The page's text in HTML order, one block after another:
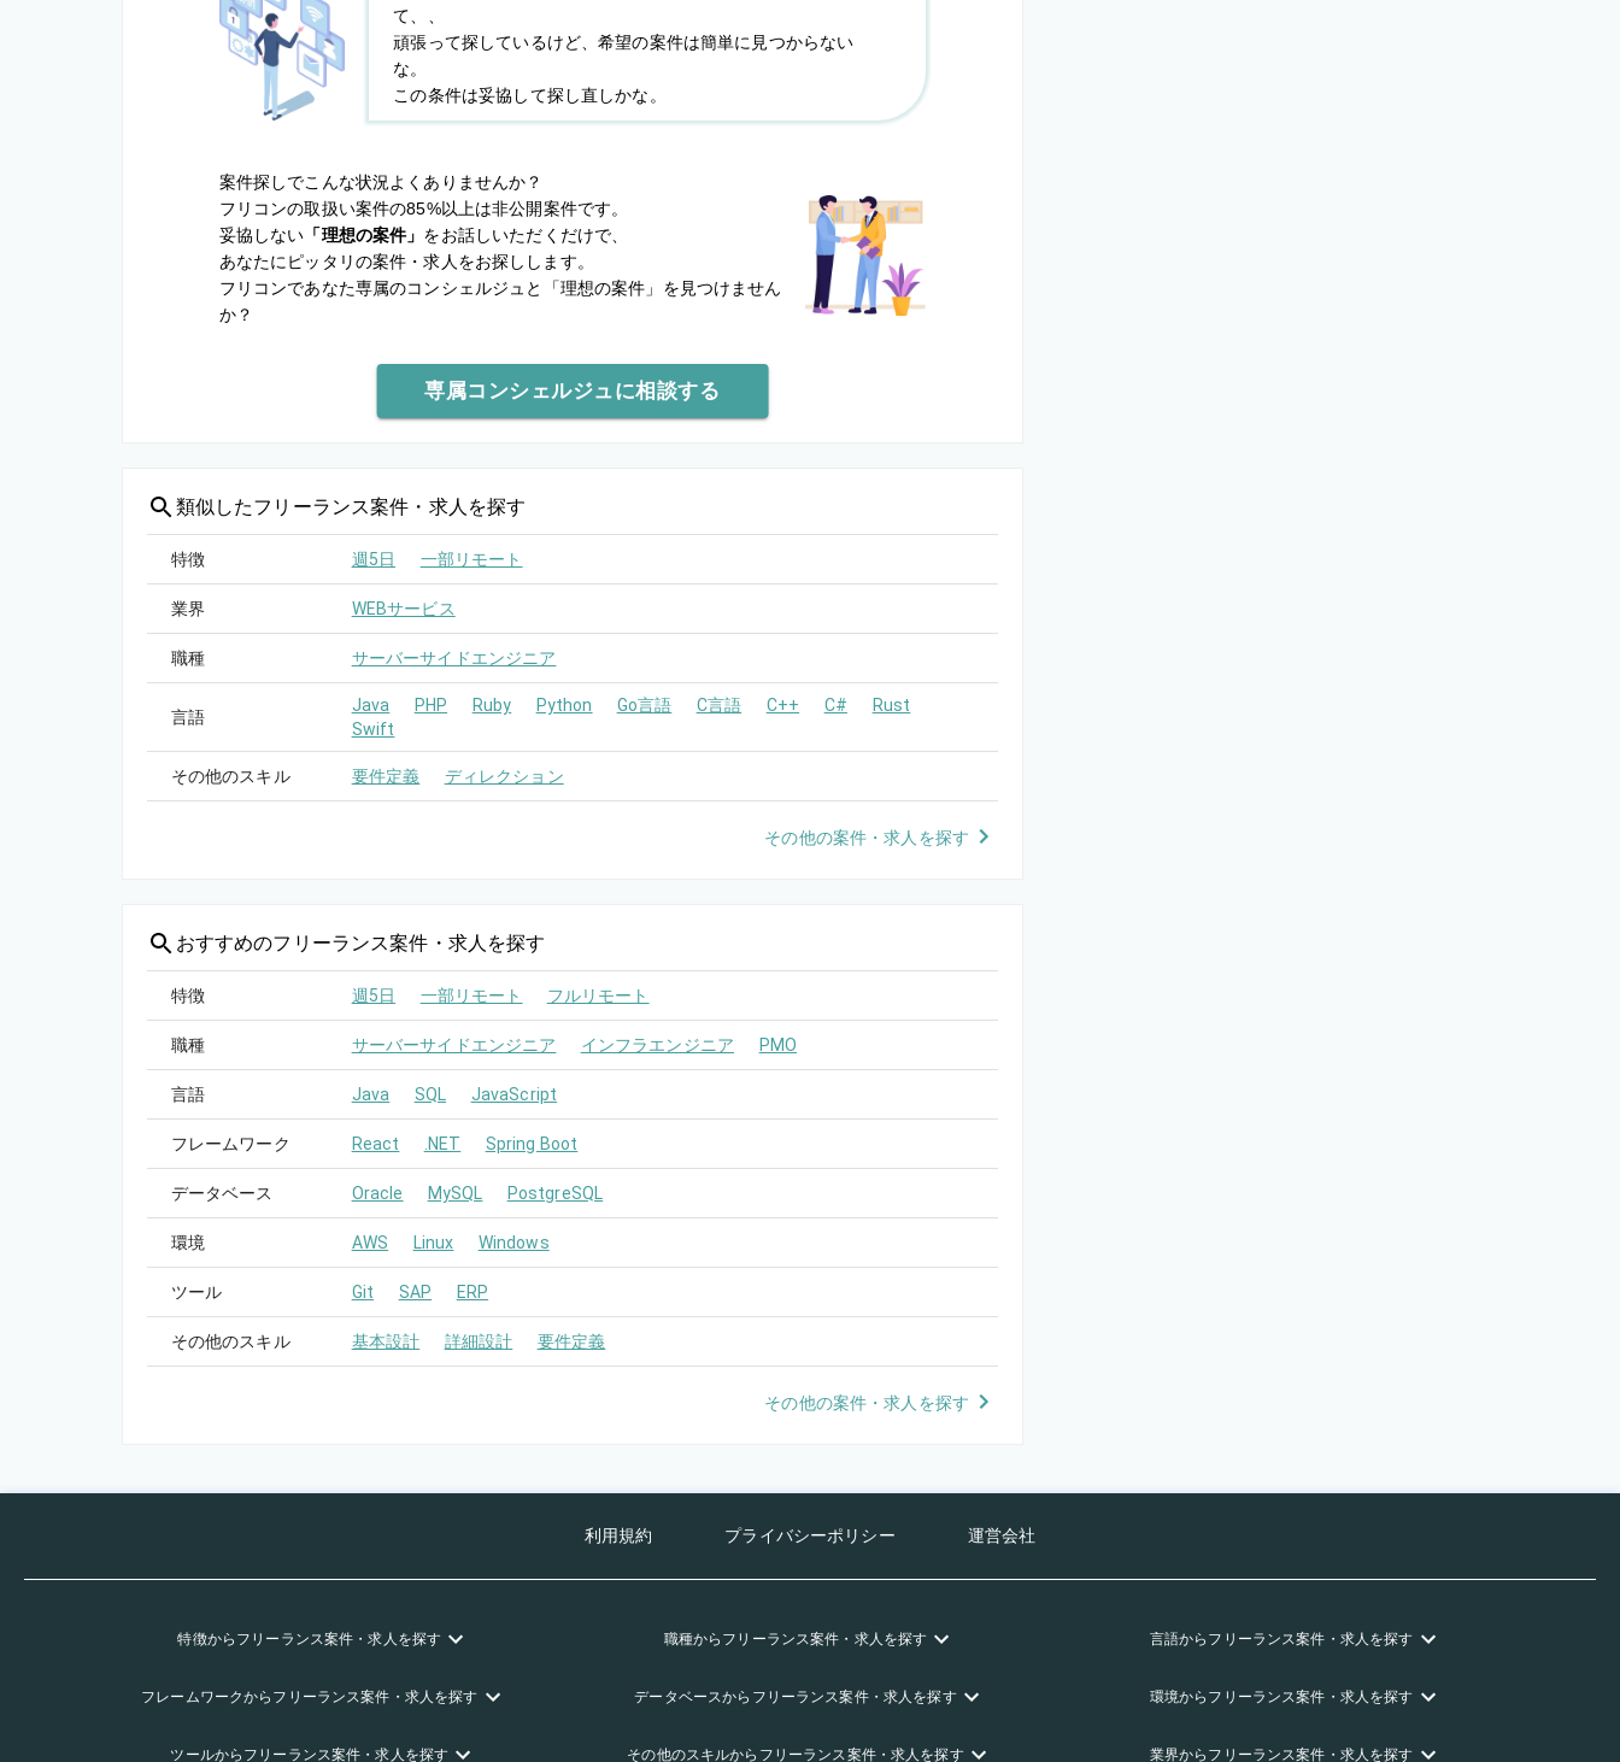
て、、
頑張って探しているけど、希望の案件は簡単に見つからない
な。
この条件は妥協して探し直しかな。
案件探しでこんな状況よくありませんか？
フリコンの取扱い案件の85%以上は非公開案件です。
妥協しない 「理想の案件」 をお話しいただくだけで、
あなたにピッタリの案件・求人をお探しします。
フリコンであなた専属のコンシェルジュと
「理想の案件」を見つけません
か？
専属コンシェルジュに相談する
類似したフリーランス案件・求人を探す
特徴 週5日 一部リモート
業界 WEBサービス
職種 サーバーサイドエンジニア
言語
Java PHP Ruby Python Go言語 C言語 C++ C#
Rust
Swift
その他のスキル 要件定義 ディレクション
その他の案件・求人を探す
おすすめのフリーランス案件・求人を探す
特徴 週5日 一部リモート フルリモート
職種 サーバーサイドエンジニア インフラエンジニア PMO
言語 Java SQL JavaScript
フレームワーク React .NET Spring Boot
データベース Oracle MySQL PostgreSQL
環境 AWS Linux Windows
ツール Git SAP ERP
その他のスキル 基本設計 詳細設計 要件定義
その他の案件・求人を探す
利用規約 プライバシーポリシー 運営会社
特徴からフリーランス案件・求人を探す 職種からフリーランス案件・求人を探す 言語からフリーランス案件・求人を探す
フレームワークからフリーランス案件・求人を探す データベースからフリーランス案件・求人を探す 環境からフリーランス案件・求人を探す
ツールからフリーランス案件・求人を探す その他のスキルからフリーランス案件・求人を探す 業界からフリーランス案件・求人を探す